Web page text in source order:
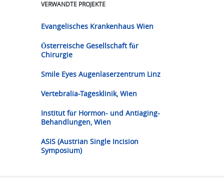
VERWANDTE PROJEKTE
Evangelisches Krankenhaus Wien
Österreische Gesellschaft für
Chirurgie
Smile Eyes Augenlaserzentrum Linz
Vertebralia-Tagesklinik, Wien
Institut für Hormon- und Antiaging-
Behandlungen, Wien
ASIS (Austrian Single Incision
Symposium)